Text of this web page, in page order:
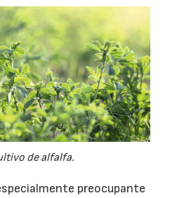
de alfalfa.
preocupante